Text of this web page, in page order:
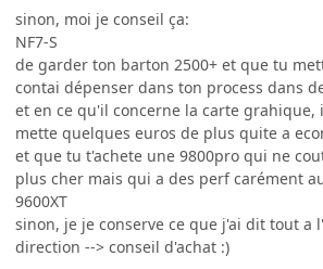
sinon, moi je conseil ça:
NF7-S
de garder ton barton 2500+ et que tu
contai dépenser dans ton process dans
et en ce qu'il concerne la carte grahique,
mette quelques euros de plus quite a
et que tu t'achete une 9800pro qui ne
plus cher mais qui a des perf carément
9600XT
sinon, je je conserve ce que j'ai dit tout a
direction --> conseil d'achat :)